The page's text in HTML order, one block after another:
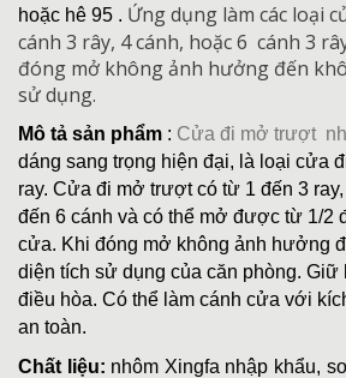
hoặc hê 95 . Ứng dụng làm các loại
cánh 3 rây, 4 cánh, hoặc 6 cánh 3
đóng mở không ảnh hưởng đến
sử dụng.
Mô tả sản phẩm : Cửa đi mở trượt
dáng sang trọng hiện đại, là loại cửa
ray. Cửa đi mở trượt có từ 1 đến 3
đến 6 cánh và có thể mở được từ 1/2
cửa. Khi đóng mở không ảnh hưởng
diện tích sử dụng của căn phòng. Giữ
điều hòa. Có thể làm cánh cửa với
an toàn.
Chất liệu: nhôm Xingfa nhập khẩu,